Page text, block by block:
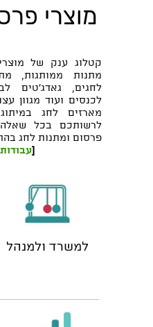
מוצרי
קטלוג ענק של
מתנות ממותגות,
לחגים, גאדג'טים
לכנסים ועוד מגוון
מארזים לחג
לרשותכם בכל
פרסום ומתנות לחג
[
למשרד ולמנהל